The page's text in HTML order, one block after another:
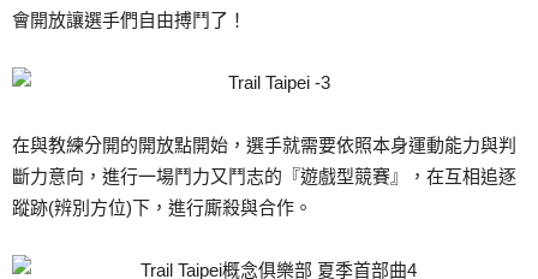
會開放讓選手們自由搏鬥了！
在與教練分開的開放點開始，選手就需要依照本身運動能力與判
斷力意向，進行一場鬥力又鬥志的『遊戲型競賽』，在互相追逐
蹤跡(辨別方位)下，進行廝殺與合作。